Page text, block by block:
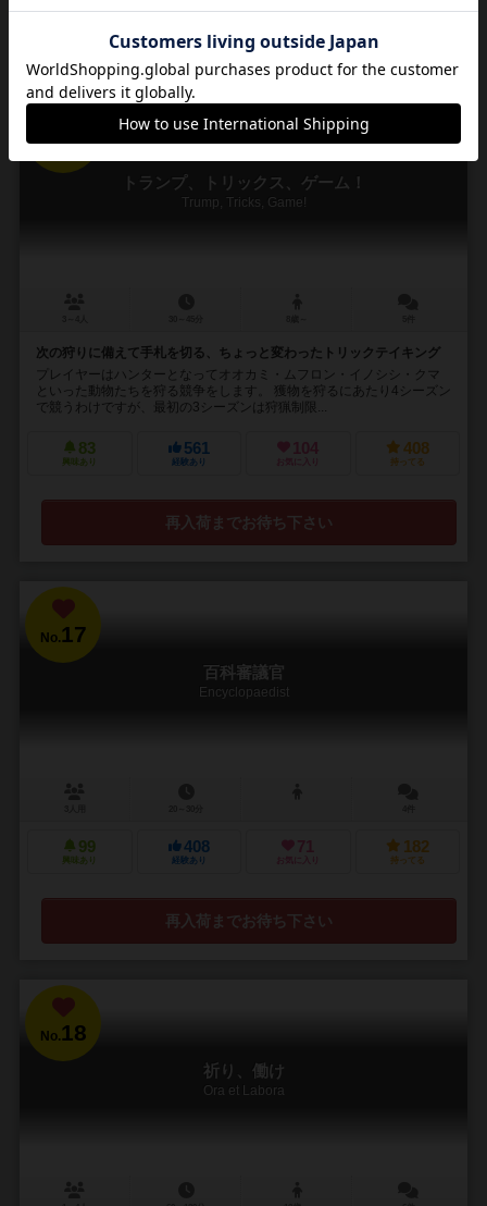
再入荷までお待ち下さい
No.16
トランプ、トリックス、ゲーム！
Trump, Tricks, Game!
次の狩りに備えて手札を切る、ちょっと変わったトリックテイキング
プレイヤーはハンターとなってオオカミ・ムフロン・イノシシ・クマ
といった動物たちを狩る競争をします。 獲物を狩るにあたり4シーズン
で競うわけですが、最初の3シーズンは狩猟制限...
83
興味あり
561
経験あり
104
お気に入り
408
持ってる
再入荷までお待ち下さい
No.17
百科審議官
Encyclopaedist
99
興味あり
408
経験あり
71
お気に入り
182
持ってる
再入荷までお待ち下さい
No.18
祈り、働け
Ora et Labora